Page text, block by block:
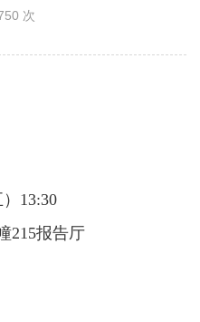
次
13:30
215报告厅